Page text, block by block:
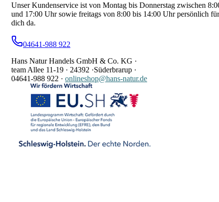
Unser Kundenservice ist von Montag bis Donnerstag zwischen
und 17:00 Uhr sowie freitags von 8:00 bis 14:00 Uhr persönlich für
dich da.
04641-988 922
Hans Natur Handels GmbH & Co. KG ·
team Allee 11-19 · 24392 ·Süderbrarup ·
04641-988 922 · onlineshop@hans-natur.de